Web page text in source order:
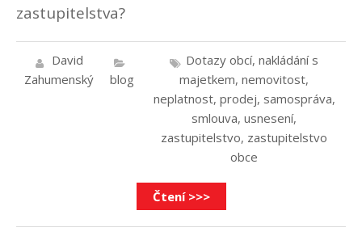
zastupitelstva?
David
Zahumenský
blog
Dotazy obcí, nakládání s
majetkem, nemovitost,
neplatnost, prodej, samospráva,
smlouva, usnesení,
zastupitelstvo, zastupitelstvo
obce
Čtení >>>